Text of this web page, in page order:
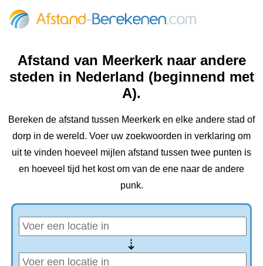
Afstand van Meerkerk naar andere
steden in Nederland (beginnend met
A).
Bereken de afstand tussen Meerkerk en elke andere stad of
dorp in de wereld. Voer uw zoekwoorden in verklaring om
uit te vinden hoeveel mijlen afstand tussen twee punten is
en hoeveel tijd het kost om van de ene naar de andere
punk.
⇢